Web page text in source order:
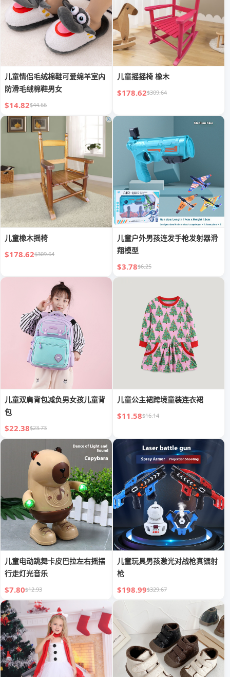
儿童情侣毛绒棉鞋可爱绵羊室内
防滑毛绒棉鞋男女
$14.82$44.66
儿童摇摇椅 橡木
$178.62$309.64
儿童橡木摇椅
$178.62$309.64
儿童户外男孩连发手枪发射器滑
翔模型
$3.78$6.25
儿童双肩背包减负男女孩儿童背
包
$22.38$23.73
儿童公主裙跨境童装连衣裙
$11.58$16.14
儿童电动跳舞卡皮巴拉左右摇摆
行走灯光音乐
$7.80$12.93
儿童玩具男孩激光对战枪真镭射
枪
$198.99$329.67